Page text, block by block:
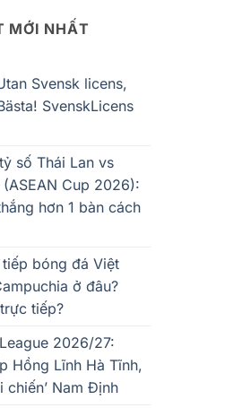
MỚI NHẤT
Svensk licens,
SvenskLicens
số Thái Lan vs
Cup 2026):
hơn 1 bàn cách
bóng đá Việt
ở đâu?
tiếp?
2026/27:
Hồng Lĩnh Hà Tĩnh,
chiến’ Nam Định